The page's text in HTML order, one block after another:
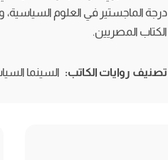
درجة الماجستير في العلوم
الكتاب المصريين.
تصنيف روايات الكاتب: السينما